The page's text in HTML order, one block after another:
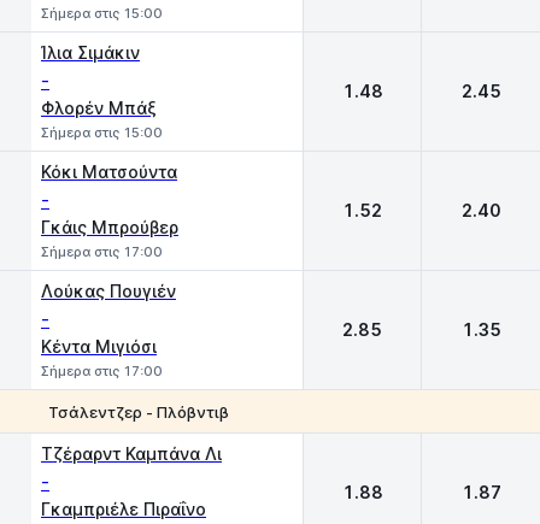
Σήμερα στις 15:00
Ίλια Σιμάκιν
-
Φλορέν Μπάξ
Σήμερα στις 15:00
1.48 2.45
Κόκι Ματσούντα
-
Γκάις Μπρούβερ
Σήμερα στις 17:00
1.52 2.40
Λούκας Πουγιέν
-
Κέντα Μιγιόσι
Σήμερα στις 17:00
2.85 1.35
Τσάλεντζερ - Πλόβντιβ
Τζέραρντ Καμπάνα Λι
-
Γκαμπριέλε Πιραΐνο
1.88 1.87